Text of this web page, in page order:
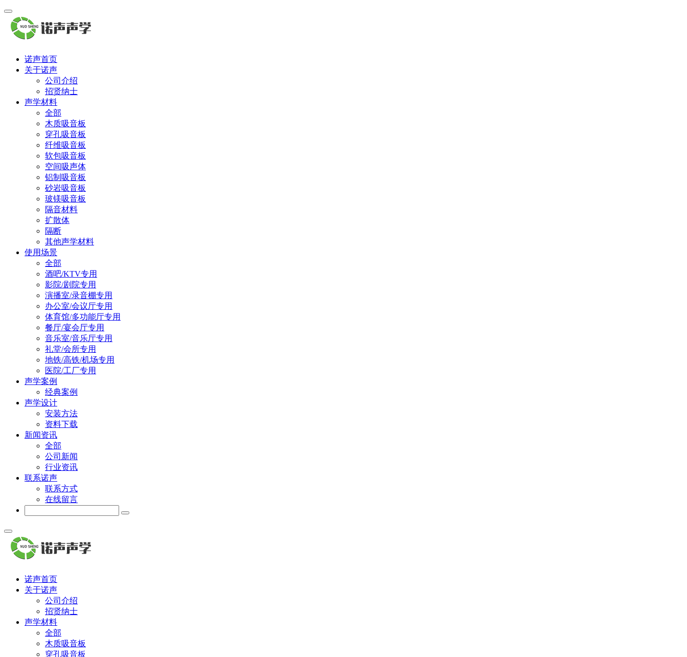
诺声首页
关于诺声
公司介绍
招贤纳士
声学材料
全部
木质吸音板
穿孔吸音板
纤维吸音板
软包吸音板
空间吸声体
铝制吸音板
砂岩吸音板
玻镁吸音板
隔音材料
扩散体
隔断
其他声学材料
使用场景
全部
酒吧/KTV专用
影院/剧院专用
演播室/录音棚专用
办公室/会议厅专用
体育馆/多功能厅专用
餐厅/宴会厅专用
音乐室/音乐厅专用
礼堂/会所专用
地铁/高铁/机场专用
医院/工厂专用
声学案例
经典案例
声学设计
安装方法
资料下载
新闻资讯
全部
公司新闻
行业资讯
联系诺声
联系方式
在线留言
诺声首页
关于诺声
公司介绍
招贤纳士
声学材料
全部
木质吸音板
穿孔吸音板